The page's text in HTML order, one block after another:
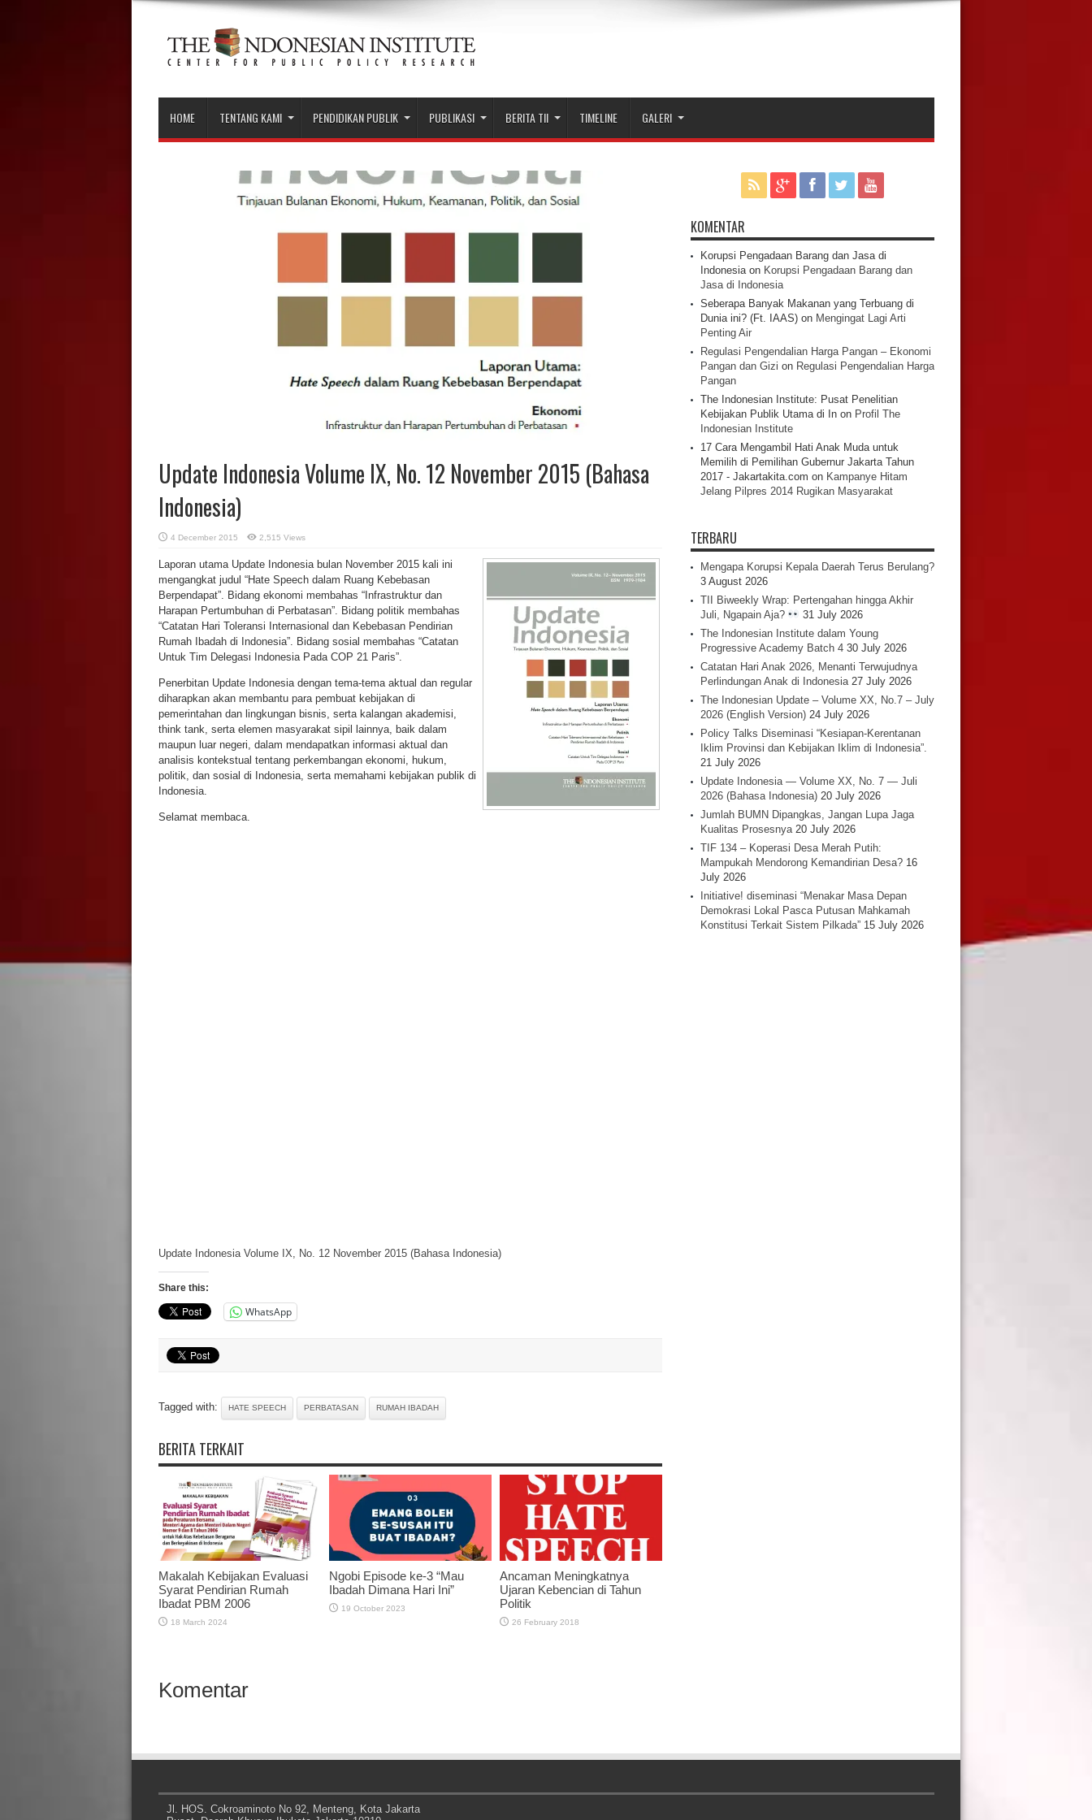
HOME TENTANG KAMI PENDIDIKAN PUBLIK PUBLIKASI BERITA TII TIMELINE GALERI
Update Indonesia Volume IX, No. 12 November 2015 (Bahasa
Indonesia)
4 December 2015 2,515 Views
Laporan utama Update Indonesia bulan November 2015 kali ini
mengangkat judul “Hate Speech dalam Ruang Kebebasan
Berpendapat”. Bidang ekonomi membahas “Infrastruktur dan
Harapan Pertumbuhan di Perbatasan”. Bidang politik membahas
“Catatan Hari Toleransi Internasional dan Kebebasan Pendirian
Rumah Ibadah di Indonesia”. Bidang sosial membahas “Catatan
Untuk Tim Delegasi Indonesia Pada COP 21 Paris”.
Penerbitan Update Indonesia dengan tema-tema aktual dan regular
diharapkan akan membantu para pembuat kebijakan di
pemerintahan dan lingkungan bisnis, serta kalangan akademisi,
think tank, serta elemen masyarakat sipil lainnya, baik dalam
maupun luar negeri, dalam mendapatkan informasi aktual dan
analisis kontekstual tentang perkembangan ekonomi, hukum,
politik, dan sosial di Indonesia, serta memahami kebijakan publik di
Indonesia.
Selamat membaca.
Update Indonesia Volume IX, No. 12 November 2015 (Bahasa Indonesia)
Share this:
WhatsApp
Tagged with: HATE SPEECH PERBATASAN RUMAH IBADAH
BERITA TERKAIT
Makalah Kebijakan Evaluasi
Syarat Pendirian Rumah
Ibadat PBM 2006
18 March 2024
Ngobi Episode ke-3 “Mau
Ibadah Dimana Hari Ini”
19 October 2023
Ancaman Meningkatnya
Ujaran Kebencian di Tahun
Politik
26 February 2018
Komentar
KOMENTAR
Korupsi Pengadaan Barang dan Jasa di
Indonesiaon Korupsi Pengadaan Barang dan
Jasa di Indonesia
Seberapa Banyak Makanan yang Terbuang di
Dunia ini? (Ft. IAAS)on Mengingat Lagi Arti
Penting Air
Regulasi Pengendalian Harga Pangan – Ekonomi
Pangan dan Gizi on Regulasi Pengendalian Harga
Pangan
The Indonesian Institute: Pusat Penelitian
Kebijakan Publik Utama di Inon Profil The
Indonesian Institute
17 Cara Mengambil Hati Anak Muda untuk
Memilih di Pemilihan Gubernur Jakarta Tahun
2017 - Jakartakita.com on Kampanye Hitam
Jelang Pilpres 2014 Rugikan Masyarakat
TERBARU
Mengapa Korupsi Kepala Daerah Terus Berulang?
3 August 2026
TII Biweekly Wrap: Pertengahan hingga Akhir
Juli, Ngapain Aja?
31 July 2026
The Indonesian Institute dalam Young
Progressive Academy Batch 4 30 July 2026
Catatan Hari Anak 2026, Menanti Terwujudnya
Perlindungan Anak di Indonesia 27 July 2026
The Indonesian Update – Volume XX, No.7 – July
2026 (English Version) 24 July 2026
Policy Talks Diseminasi “Kesiapan-Kerentanan
Iklim Provinsi dan Kebijakan Iklim di Indonesia”.
21 July 2026
Update Indonesia — Volume XX, No. 7 — Juli
2026 (Bahasa Indonesia) 20 July 2026
Jumlah BUMN Dipangkas, Jangan Lupa Jaga
Kualitas Prosesnya 20 July 2026
TIF 134 – Koperasi Desa Merah Putih:
Mampukah Mendorong Kemandirian Desa? 16
July 2026
Initiative! diseminasi “Menakar Masa Depan
Demokrasi Lokal Pasca Putusan Mahkamah
Konstitusi Terkait Sistem Pilkada” 15 July 2026
Jl. HOS. Cokroaminoto No 92, Menteng, Kota Jakarta